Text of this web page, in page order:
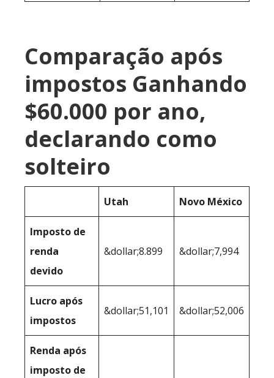
Comparação após
impostos Ganhando
$60.000 por ano,
declarando como
solteiro
Utah Novo México
Imposto de
renda
devido
&dollar;8.899 &dollar;7,994
Lucro após
impostos
&dollar;51,101 &dollar;52,006
Renda após
imposto de